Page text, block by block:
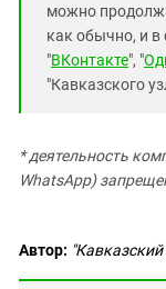
можно
как обычно, и в
"ВКонтакте", "
"Кавказского
* деятельность
WhatsApp)
Автор: "Кавказский